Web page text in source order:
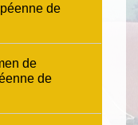
de
de
de